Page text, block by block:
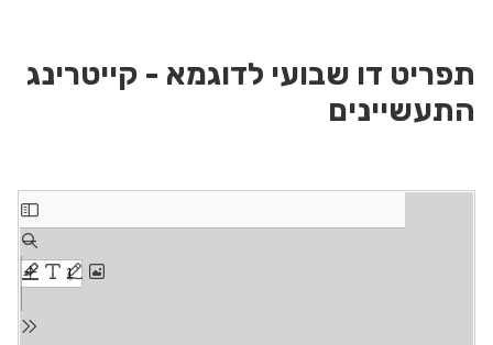
תפריט דו שבועי לדוגמא - קייטרינג
התעשיינים